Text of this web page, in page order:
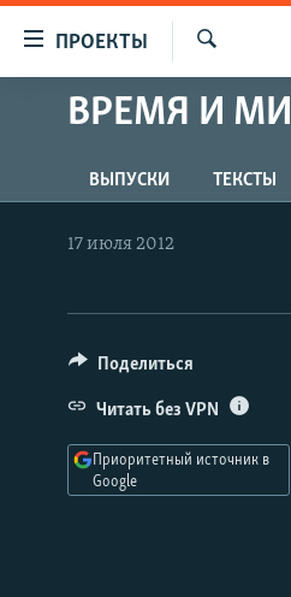
упрощенного
Вернуться
к
основному
главной
Вернутся
ПРОЕКТЫ
ПРОГРАММЫ
АВТОРСКИЕ ПРОЕКТЫ
ЦИТАТЫ СВОБОДЫ
IDEL.РЕАЛИИ
КАВКАЗ.РЕАЛИИ
СЕВЕР.РЕАЛИИ
СИБИРЬ.РЕАЛИИ
ВРЕМЯ И
ВЫПУСКИ ТЕКСТЫ
17 июля 2012
Поделиться
Читать без VPN
Приоритетный источник в
Google